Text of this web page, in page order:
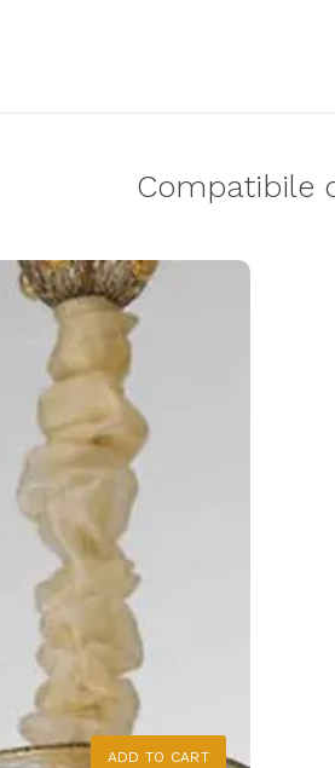
Compatibile
ADD TO CART